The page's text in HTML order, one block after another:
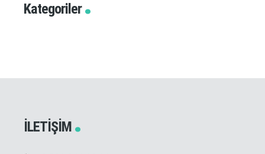
Kategoriler
İLETIŞIM